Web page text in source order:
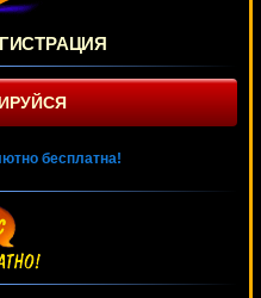
бесплатна!